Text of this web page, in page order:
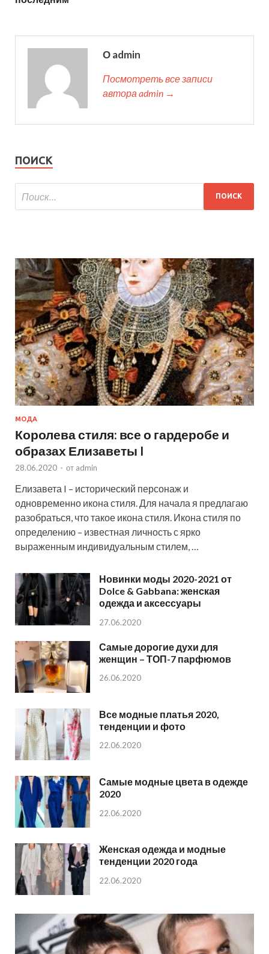
О admin
Посмотреть все записи
автора admin →
ПОИСК
МОДА
Королева стиля: все о гардеробе и
образах Елизаветы I
28.06.2020 - от admin
Елизавета I – исторический персонаж и
одновременно икона стиля. Для начала я предлагаю
разобраться, что такое икона стиля. Икона стиля по
определению – известная личность с ярко
выраженным индивидуальным стилем, …
Новинки моды 2020-2021 от
Dolce & Gabbana: женская
одежда и аксессуары
27.06.2020
Самые дорогие духи для
женщин – ТОП-7 парфюмов
26.06.2020
Все модные платья 2020,
тенденции и фото
22.06.2020
Самые модные цвета в одежде
2020
22.06.2020
Женская одежда и модные
тенденции 2020 года
22.06.2020